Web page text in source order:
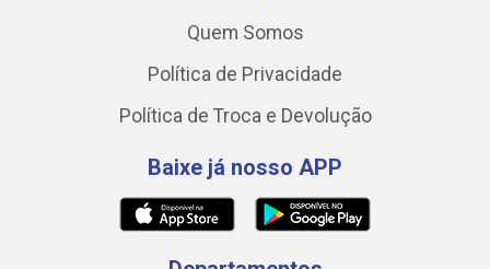
Quem Somos
Política de Privacidade
Política de Troca e Devolução
Baixe já nosso APP